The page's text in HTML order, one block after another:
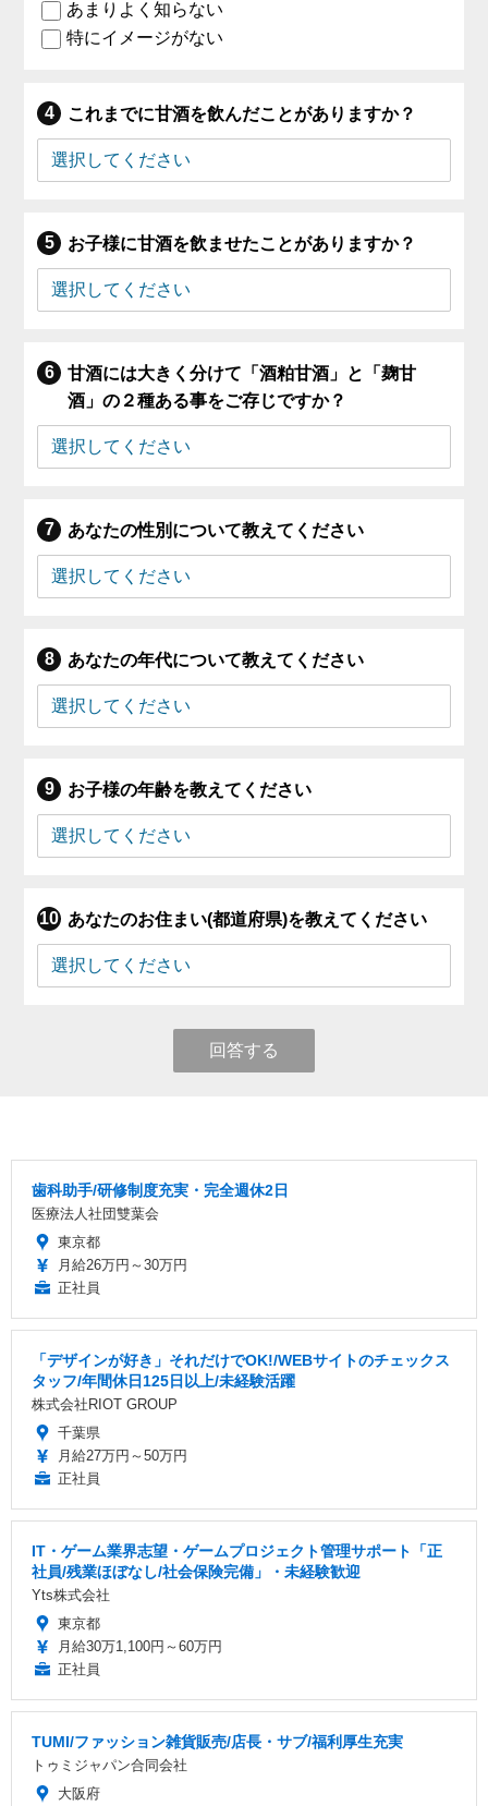
あまりよく知らない
特にイメージがない
これまでに甘酒を飲んだことがありますか？
お子様に甘酒を飲ませたことがありますか？
甘酒には大きく分けて「酒粕甘酒」と「麹甘
酒」の２種ある事をご存じですか？
あなたの性別について教えてください
あなたの年代について教えてください
お子様の年齢を教えてください
あなたのお住まい(都道府県)を教えてください
回答する
歯科助手/研修制度充実・完全週休2日
医療法人社団雙葉会
東京都
月給26万円～30万円
正社員
「デザインが好き」それだけでOK!/WEBサイトのチェックス
タッフ/年間休日125日以上/未経験活躍
株式会社RIOT GROUP
千葉県
月給27万円～50万円
正社員
IT・ゲーム業界志望・ゲームプロジェクト管理サポート「正
社員/残業ほぼなし/社会保険完備」・未経験歓迎
Yts株式会社
東京都
月給30万1,100円～60万円
正社員
TUMI/ファッション雑貨販売/店長・サブ/福利厚生充実
トゥミジャパン合同会社
大阪府